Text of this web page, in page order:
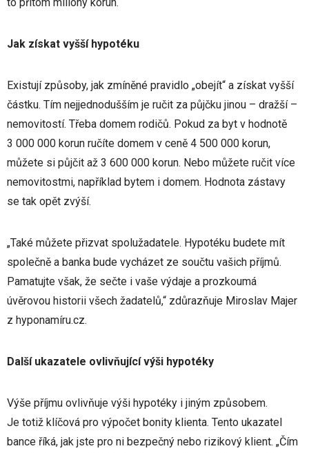
Jak získat vyšší hypotéku
Existují způsoby, jak zmíněné pravidlo „obejít“ a získat vyšší
částku. Tím nejjednodušším je ručit za půjčku jinou – dražší –
nemovitostí. Třeba domem rodičů. Pokud za byt v hodnotě
3 000 000 korun ručíte domem v ceně 4 500 000 korun,
můžete si půjčit až 3 600 000 korun. Nebo můžete ručit více
nemovitostmi, například bytem i domem. Hodnota zástavy
se tak opět zvýší.
„Také můžete přizvat spolužadatele. Hypotéku budete mít
společně a banka bude vycházet ze součtu vašich příjmů.
Pamatujte však, že sečte i vaše výdaje a prozkoumá
úvěrovou historii všech žadatelů,“ zdůrazňuje Miroslav Majer
z hyponamíru.cz.
Další ukazatele ovlivňující výši hypotéky
Výše příjmu ovlivňuje výši hypotéky i jiným způsobem.
Je totiž klíčová pro výpočet bonity klienta. Tento ukazatel
bance říká, jak jste pro ni bezpečný nebo rizikový klient. „Čím